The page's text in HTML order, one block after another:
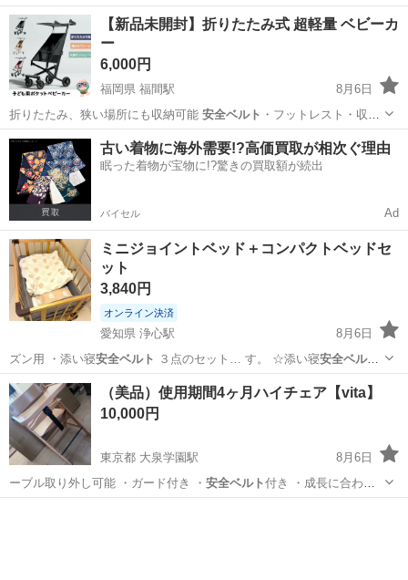
い…
栃木 栃木市 野州平川駅 ベビー用品
【新品未開封】折りたたみ式 超軽量 ベビーカ
ー
6,000円
福岡県 福間駅
8月6日
折りたたみ、狭い場所にも収納可能 安全ベルト ・フットレスト・収納
バスケット付き …
福岡 福津市 福間駅 ベビー用品
古い着物に海外需要!?高価買取が相次ぐ理由
眠った着物が宝物に!?驚きの買取額が続出
バイセル Ad
ミニジョイントベッド＋コンパクトベッドセ
ット
3,840円
オンライン決済
愛知県 浄心駅
8月6日
ズン用 ・添い寝安全ベルト ３点のセット… す。 ☆添い寝安全ベルト
で大人用ベッドと…
愛知 名古屋市 浄心駅 ベビー用品
ミニジョイントベッド
（美品）使用期間4ヶ月ハイチェア【vita】
10,000円
東京都 大泉学園駅
8月6日
ーブル取り外し可能 ・ガード付き ・ 安全ベルト付き ・成長に合わせ
て長く使用できま…